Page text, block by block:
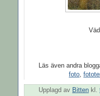
Läs även andra
foto,
Upplagd av Bitten kl.